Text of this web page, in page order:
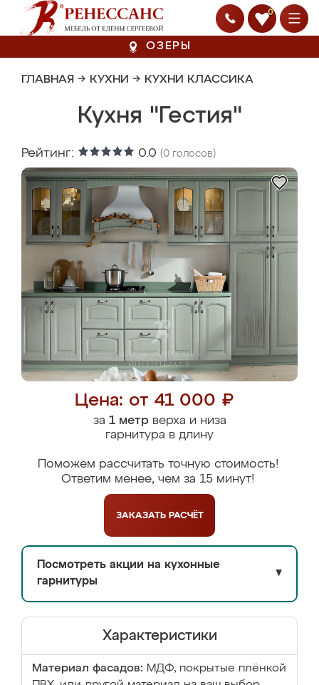
0
ОЗЕРЫ
ГЛАВНАЯ → КУХНИ → КУХНИ КЛАССИКА
Кухня "Гестия"
Рейтинг: 0.0 (0 голосов)
Цена: от 41 000 ₽
за 1 метрверха и низа
гарнитура в длину
Поможем рассчитать точную стоимость!
Ответим менее, чем за 15 минут!
ЗАКАЗАТЬ РАСЧЁТ
Посмотреть акции на кухонные
гарнитуры
▼
Характеристики
Материал фасадов: МДФ, покрытые плёнкой